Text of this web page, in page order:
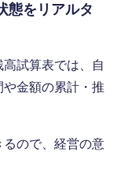
態をリアルタ
試算表では、自
金額の累計・推
ので、経営の意